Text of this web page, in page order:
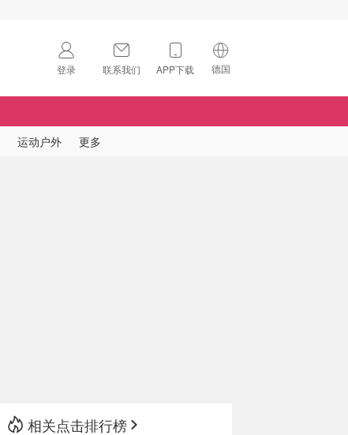
登录 联系我们 APP下载 德国
🇺🇸
运动户外 更多
相关点击排行榜